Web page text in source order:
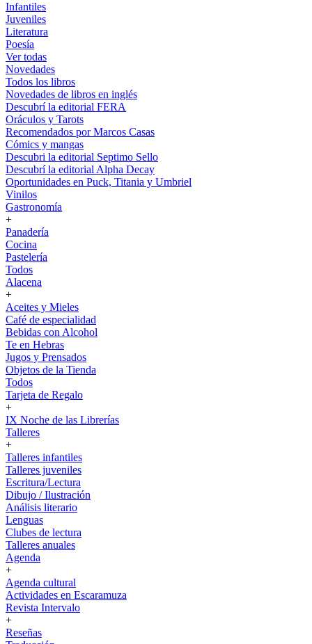
Infantiles
Juveniles
Literatura
Poesía
Ver todas
Novedades
Todos los libros
Novedades de libros en inglés
Descubrí la editorial FERA
Oráculos y Tarots
Recomendados por Marcos Casas
Cómics y mangas
Descubri la editorial Septimo Sello
Descubrí la editorial Alpha Decay
Oportunidades en Puck, Titania y Umbriel
Vinilos
Gastronomía
+
Panadería
Cocina
Pastelería
Todos
Alacena
+
Aceites y Mieles
Café de especialidad
Bebidas con Alcohol
Te en Hebras
Jugos y Prensados
Objetos de la Tienda
Todos
Tarjeta de Regalo
+
IX Noche de las Librerías
Talleres
+
Talleres infantiles
Talleres juveniles
Escritura/Lectura
Dibujo / Ilustración
Análisis literario
Lenguas
Clubes de lectura
Talleres anuales
Agenda
+
Agenda cultural
Actividades en Escaramuza
Revista Intervalo
+
Reseñas